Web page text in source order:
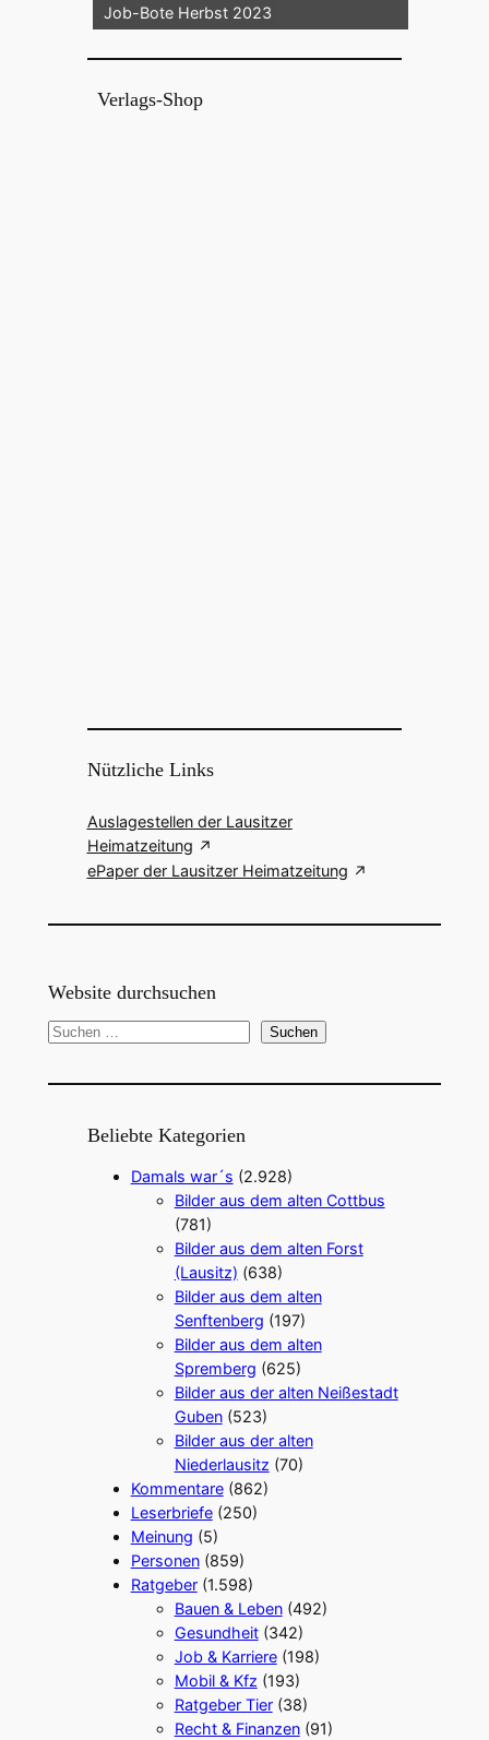
Job-Bote Herbst 2023
Verlags-Shop
Nützliche Links
Auslagestellen der Lausitzer
Heimatzeitung
ePaper der Lausitzer Heimatzeitung
Website durchsuchen
S
c
Suchen
Beliebte Kategorien
Damals war´s (2.928)
Bilder aus dem alten Cottbus
(781)
Bilder aus dem alten Forst
(Lausitz) (638)
Bilder aus dem alten
Senftenberg (197)
Bilder aus dem alten
Spremberg (625)
Bilder aus der alten Neißestadt
Guben(523)
Bilder aus der alten
Niederlausitz (70)
Kommentare(862)
Leserbriefe(250)
Meinung (5)
Personen(859)
Ratgeber(1.598)
Bauen & Leben(492)
Gesundheit(342)
Job & Karriere(198)
Mobil & Kfz (193)
Ratgeber Tier(38)
Recht & Finanzen(91)